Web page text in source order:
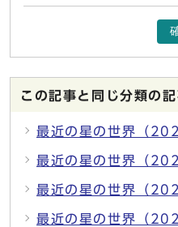
この記事と同じ分類の
最近の星の世界（
最近の星の世界（
最近の星の世界（
最近の星の世界（